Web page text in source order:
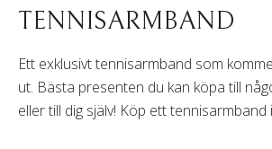
TENNISARMBAND
Ett exklusivt tennisarmband som
ut. Bästa presenten du kan köpa till
eller till dig själv! Köp ett tennisarmband